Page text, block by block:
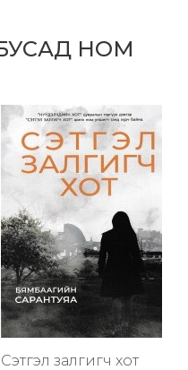
НОМ
Сэтгэл залгигч хот